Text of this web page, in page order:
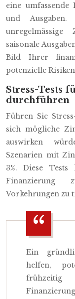
eine umfassende
und
saisonale
Bild Ihrer
potenzielle
Stress-Tests
durchführen
Führen Sie
sich mögliche
auswirken
Szenarien mit
3%. Diese
Finanzierung
Vorkehrungen zu
Ein
helfen,